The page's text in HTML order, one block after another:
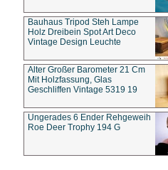
Bauhaus Tripod Steh Lampe
Holz Dreibein Spot Art Deco
Vintage Design Leuchte
Alter Großer Barometer 21 Cm
Mit Holzfassung, Glas
Geschliffen Vintage 5319 19
Ungerades 6 Ender Rehgeweih
Roe Deer Trophy 194 G